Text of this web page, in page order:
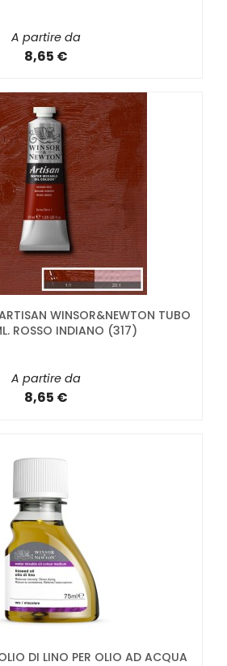
A partire da
8,65 €
WINSOR&NEWTON TUBO
ROSSO INDIANO (317)
A partire da
8,65 €
DI LINO PER OLIO AD ACQUA